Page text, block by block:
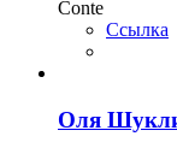
Conte
Ссылка
Оля